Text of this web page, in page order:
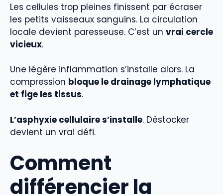
Les cellules trop pleines finissent par écraser
les petits vaisseaux sanguins. La circulation
locale devient paresseuse. C’est un vrai cercle
vicieux.
Une légère inflammation s’installe alors. La
compression bloque le drainage lymphatique
et fige les tissus.
L’asphyxie cellulaire s’installe. Déstocker
devient un vrai défi.
Comment
différencier la